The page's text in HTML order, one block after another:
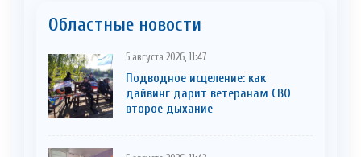
Областные новости
5 августа 2026, 11:47
Подводное исцеление: как
дайвинг дарит ветеранам СВО
второе дыхание